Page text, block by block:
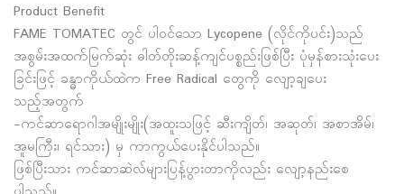
Product Benefit
FAME TOMATEC တွင် ပါ၀င်သော Lycopene (လိုင်ကိုပင်း)သည်
အစွမ်းအထက်မြက်ဆုံး ဓါတ်တိုးဆန့်ကျင်ပစ္စည်းဖြစ်ပြီး ပုံမှန်စားသုံးပေး
ခြင်းဖြင့် ခန္ဓာကိုယ်ထဲက Free Radical တွေကို လျော့ချပေး
သည့်အတွက်
-ကင်ဆာရောဂါအမျိုးမျိုး(အထူးသဖြင့် ဆီးကျိတ်၊ အဆုတ်၊ အစာအိမ်၊
အူမကြီး၊ ရင်သား) မှ ကာကွယ်ပေးနိုင်ပါသည်။
ဖြစ်ပြီးသား ကင်ဆာဆဲလ်များပြန့်ပွားတာကိုလည်း လျော့နည်းစေ